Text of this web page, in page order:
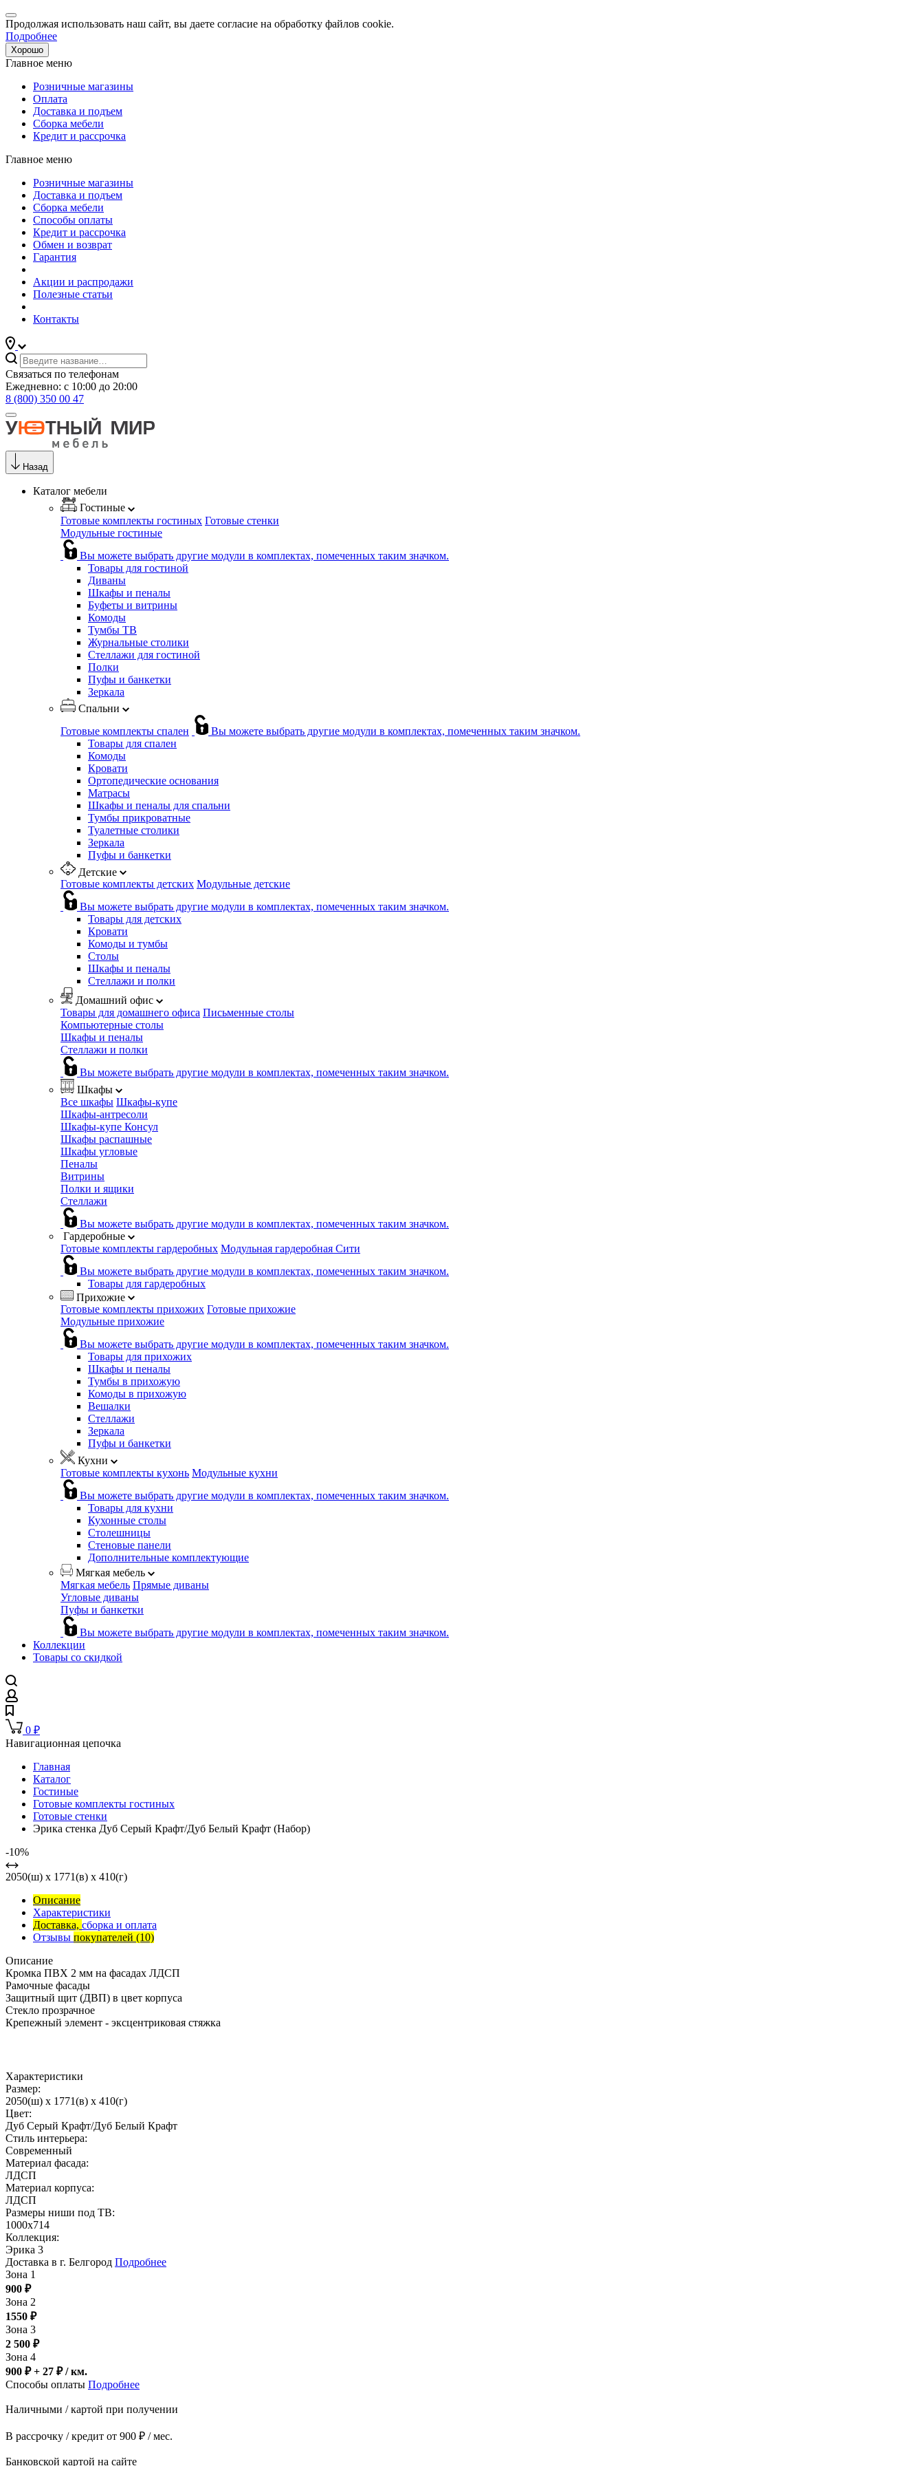
Продолжая использовать наш сайт, вы даете согласие на обработку файлов cookie.
Подробнее
Хорошо
Главное меню
Розничные магазины
Оплата
Доставка и подъем
Сборка мебели
Кредит и рассрочка
Главное меню
Розничные магазины
Доставка и подъем
Сборка мебели
Способы оплаты
Кредит и рассрочка
Обмен и возврат
Гарантия
Акции и распродажи
Полезные статьи
Контакты
Связаться по телефонам
Ежедневно: с 10:00 до 20:00
8 (800) 350 00 47
Назад
Каталог мебели
Гостиные
Готовые комплекты гостиных Готовые стенки
Модульные гостиные
Вы можете выбрать другие модули в комплектах, помеченных таким значком.
Товары для гостиной
Диваны
Шкафы и пеналы
Буфеты и витрины
Комоды
Тумбы ТВ
Журнальные столики
Стеллажи для гостиной
Полки
Пуфы и банкетки
Зеркала
Спальни
Готовые комплекты спален
Вы можете выбрать другие модули в комплектах, помеченных таким значком.
Товары для спален
Комоды
Кровати
Ортопедические основания
Матрасы
Шкафы и пеналы для спальни
Тумбы прикроватные
Туалетные столики
Зеркала
Пуфы и банкетки
Детские
Готовые комплекты детских Модульные детские
Вы можете выбрать другие модули в комплектах, помеченных таким значком.
Товары для детских
Кровати
Комоды и тумбы
Столы
Шкафы и пеналы
Стеллажи и полки
Домашний офис
Товары для домашнего офиса Письменные столы
Компьютерные столы
Шкафы и пеналы
Стеллажи и полки
Вы можете выбрать другие модули в комплектах, помеченных таким значком.
Шкафы
Все шкафы Шкафы-купе
Шкафы-антресоли
Шкафы-купе Консул
Шкафы распашные
Шкафы угловые
Пеналы
Витрины
Полки и ящики
Стеллажи
Вы можете выбрать другие модули в комплектах, помеченных таким значком.
Гардеробные
Готовые комплекты гардеробных Модульная гардеробная Сити
Вы можете выбрать другие модули в комплектах, помеченных таким значком.
Товары для гардеробных
Прихожие
Готовые комплекты прихожих Готовые прихожие
Модульные прихожие
Вы можете выбрать другие модули в комплектах, помеченных таким значком.
Товары для прихожих
Шкафы и пеналы
Тумбы в прихожую
Комоды в прихожую
Вешалки
Стеллажи
Зеркала
Пуфы и банкетки
Кухни
Готовые комплекты кухонь Модульные кухни
Вы можете выбрать другие модули в комплектах, помеченных таким значком.
Товары для кухни
Кухонные столы
Столешницы
Стеновые панели
Дополнительные комплектующие
Мягкая мебель
Мягкая мебель Прямые диваны
Угловые диваны
Пуфы и банкетки
Вы можете выбрать другие модули в комплектах, помеченных таким значком.
Коллекции
Товары со скидкой
0 ₽
Навигационная цепочка
Главная
Каталог
Гостиные
Готовые комплекты гостиных
Готовые стенки
Эрика стенка Дуб Серый Крафт/Дуб Белый Крафт (Набор)
-10%
2050(ш) x 1771(в) x 410(г)
Описание
Характеристики
Доставка, сборка и оплата
Отзывы покупателей (10)
Описание
Кромка ПВХ 2 мм на фасадах ЛДСП
Рамочные фасады
Защитный щит (ДВП) в цвет корпуса
Стекло прозрачное
Крепежный элемент - эксцентриковая стяжка
Характеристики
Размер:
2050(ш) x 1771(в) x 410(г)
Цвет:
Дуб Серый Крафт/Дуб Белый Крафт
Стиль интерьера:
Современный
Материал фасада:
ЛДСП
Материал корпуса:
ЛДСП
Размеры ниши под ТВ:
1000x714
Коллекция:
Эрика 3
Доставка в г. Белгород Подробнее
Зона 1
900 ₽
Зона 2
1550 ₽
Зона 3
2 500 ₽
Зона 4
900 ₽ + 27 ₽/ км.
Способы оплаты Подробнее
Наличными / картой при получении
В рассрочку / кредит от 900 ₽ / мес.
Банковской картой на сайте